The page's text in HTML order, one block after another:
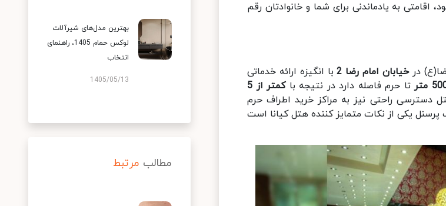
اقامتی به یادماندنی برای شما و خانوادتان رقم
خیابان امام رضا 2
با انگیزه ارائه خدماتی
تا حرم فاصله دارد در نتیجه با
کمتر از 5
دسترسی راحتی نیز به مراکز خرید اطراف حرم
یکی از نکات متمایز کننده هتل کیانا است
بهترین مدل‌های شیرآلات
لوکس حمام 1405، راهنمای
انتخاب
1405/05/13
مطالب مرتبط